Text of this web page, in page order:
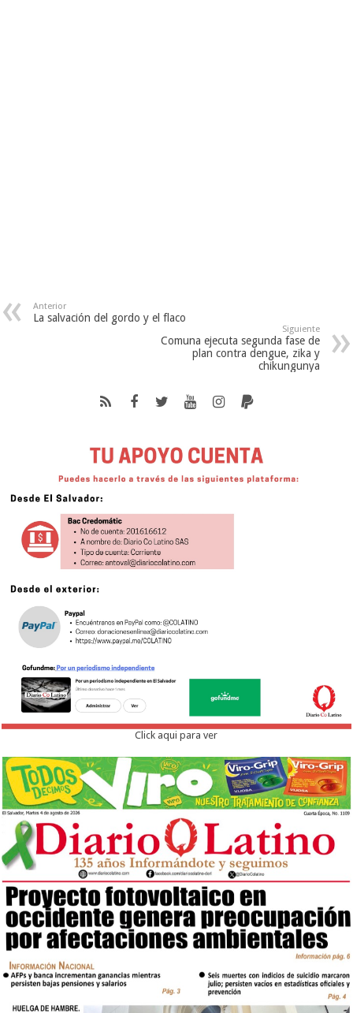
Anterior
La salvación del gordo y el flaco
Siguiente
Comuna ejecuta segunda fase de
plan contra dengue, zika y
chikungunya
Click aqui para ver